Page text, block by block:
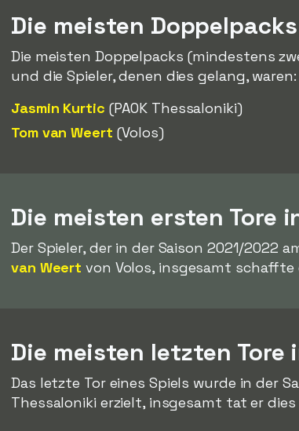
Die meisten
Die meisten Doppelpacks (mindestens
und die Spieler, denen dies gelang, waren:
Jasmin Kurtic (PAOK Thessaloniki)
Tom van Weert (Volos)
Die meisten ersten Tore
Der Spieler, der in der Saison 2021/2022
van Weert von Volos, insgesamt schaffte
Die meisten letzten Tore
Das letzte Tor eines Spiels wurde in der
Thessaloniki erzielt, insgesamt tat er dies